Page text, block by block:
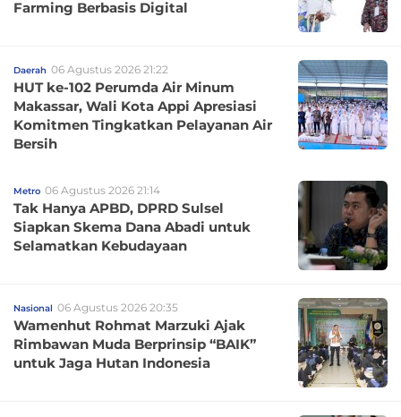
Farming Berbasis Digital
Daerah 06 Agustus 2026 21:22
HUT ke-102 Perumda Air Minum
Makassar, Wali Kota Appi Apresiasi
Komitmen Tingkatkan Pelayanan Air
Bersih
Metro 06 Agustus 2026 21:14
Tak Hanya APBD, DPRD Sulsel
Siapkan Skema Dana Abadi untuk
Selamatkan Kebudayaan
Nasional 06 Agustus 2026 20:35
Wamenhut Rohmat Marzuki Ajak
Rimbawan Muda Berprinsip “BAIK”
untuk Jaga Hutan Indonesia